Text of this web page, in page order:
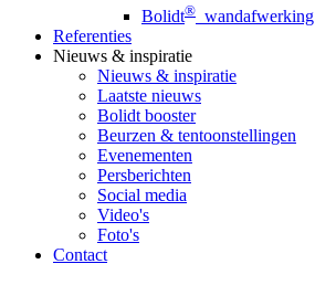
Bolidt® wandafwerking
Referenties
Nieuws & inspiratie
Nieuws & inspiratie
Laatste nieuws
Bolidt booster
Beurzen & tentoonstellingen
Evenementen
Persberichten
Social media
Video's
Foto's
Contact